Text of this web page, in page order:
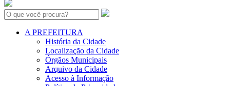
Search:
A PREFEITURA
História da Cidade
Localização da Cidade
Órgãos Municipais
Arquivo da Cidade
Acesso à Informação